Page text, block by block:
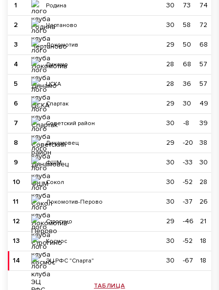
1 Родина 30 73 74
2 Чертаново 30 58 72
3 Локомотив 29 50 68
4 Динамо 28 68 57
5 ЦСКА 28 36 57
6 Спартак 29 30 49
7 Советский район 30 -8 39
8 Динамовец 29 -20 38
9 ФШМ 30 -33 30
10 Сокол 30 -52 28
11 Локомотив-Перово 30 -37 26
12 Строгино 29 -46 21
13 Космос 30 -52 18
14 ЭЦ РФС "Спарта" 30 -67 18
ТАБЛИЦА